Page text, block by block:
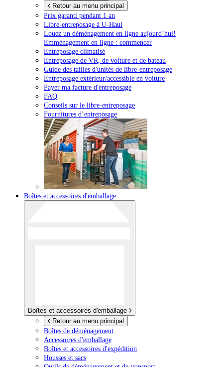
Retour au menu principal
Prix garanti pendant 1 an
Libre-entreposage à U-Haul
Louez un déménagement en ligne aujourd’hui!
Emménagement en ligne : commencer
Entreposage climatisé
Entreposage de VR, de voiture et de bateau
Guide des tailles d'unités de libre-entreposage
Entreposage extérieur/accessible en voiture
Payer ma facture d'entreposage
FAQ
Conseils sur le libre-entreposage
Fournitures d’entreposage
Boîtes et accessoires d'emballage
Boîtes et accessoires d'emballage
Retour au menu principal
Boîtes de déménagement
Accessoires d'emballage
Boîtes et accessoires d'expédition
Housses et sacs